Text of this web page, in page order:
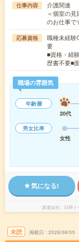
仕事内容
介護関連
＜個室の
のお仕事で
応募資格
職種未経験
要
■資格・経
歴書不要■
職場の雰囲気
年齢層
20代
男女比率
女性
気になる!
派遣会社 日研
未読 掲載日 2026/08/05